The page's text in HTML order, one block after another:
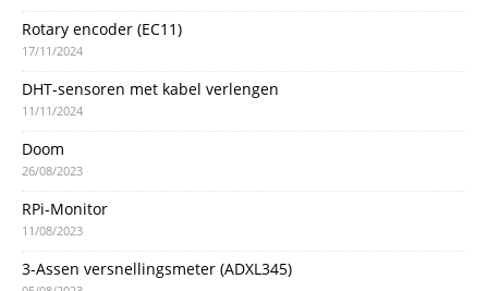
Rotary encoder (EC11)
17/11/2024
DHT-sensoren met kabel verlengen
11/11/2024
Doom
26/08/2023
RPi-Monitor
11/08/2023
3-Assen versnellingsmeter (ADXL345)